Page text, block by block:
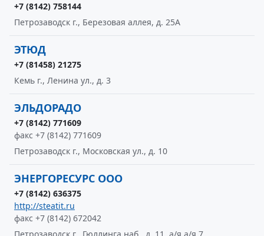
+7 (8142) 758144
Петрозаводск г., Березовая аллея, д. 25А
ЭТЮД
+7 (81458) 21275
Кемь г., Ленина ул., д. 3
ЭЛЬДОРАДО
+7 (8142) 771609
факс +7 (8142) 771609
Петрозаводск г., Московская ул., д. 10
ЭНЕРГОРЕСУРС ООО
+7 (8142) 636375
http://steatit.ru
факс +7 (8142) 672042